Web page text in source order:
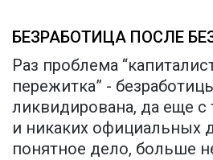
БЕЗРАБОТИЦА ПОСЛЕ
Раз проблема
пережитка” -
ликвидирована, да еще с
и никаких официальных
понятное дело, больше